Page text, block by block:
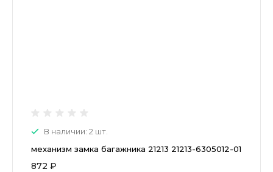
В наличии: 2 шт.
механизм замка багажника 21213 21213-6305012-01
872 ₽